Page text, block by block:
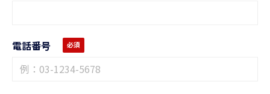
電話番号